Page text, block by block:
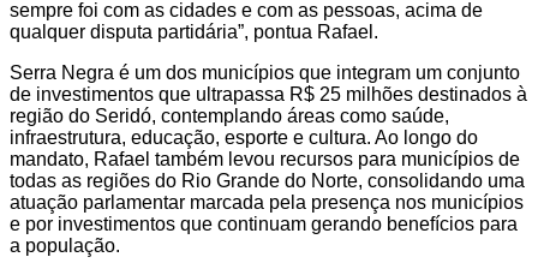
sempre foi com as cidades e com as pessoas, acima de
qualquer disputa partidária”, pontua Rafael.
Serra Negra é um dos municípios que integram um conjunto
de investimentos que ultrapassa R$ 25 milhões destinados à
região do Seridó, contemplando áreas como saúde,
infraestrutura, educação, esporte e cultura. Ao longo do
mandato, Rafael também levou recursos para municípios de
todas as regiões do Rio Grande do Norte, consolidando uma
atuação parlamentar marcada pela presença nos municípios
e por investimentos que continuam gerando benefícios para
a população.